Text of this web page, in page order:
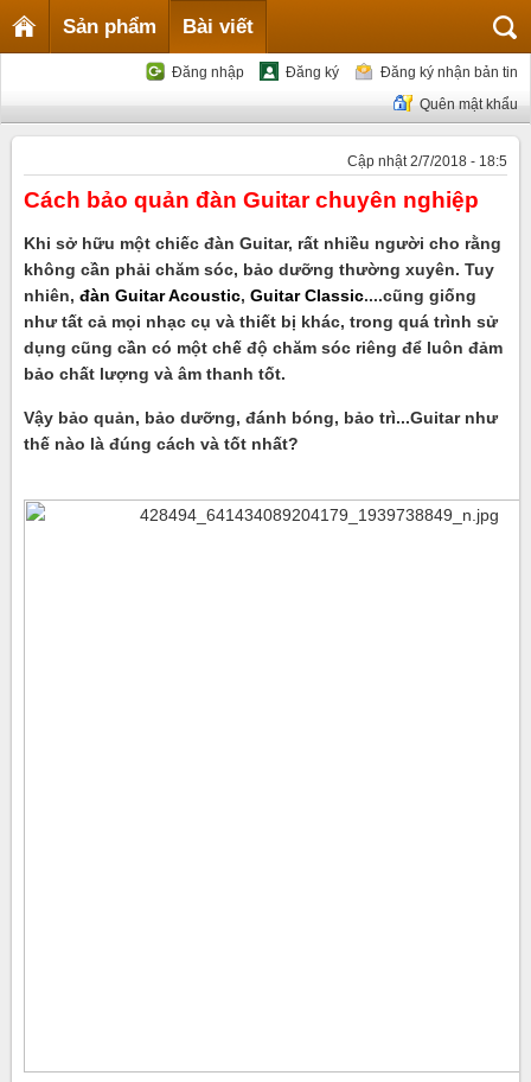
Sản phẩm Bài viết
Đăng nhập Đăng ký
Đăng ký nhận bản tin
Quên mật khẩu
Cập nhật 2/7/2018 - 18:5
Cách bảo quản đàn Guitar chuyên nghiệp
Khi sở hữu một chiếc đàn Guitar, rất nhiều người cho rằng
không cần phải chăm sóc, bảo dưỡng thường xuyên. Tuy
nhiên, đàn Guitar Acoustic, Guitar Classic....cũng giống
như tất cả mọi nhạc cụ và thiết bị khác, trong quá trình sử
dụng cũng cần có một chế độ chăm sóc riêng để luôn đảm
bảo chất lượng và âm thanh tốt.
Vậy bảo quản, bảo dưỡng, đánh bóng, bảo trì...Guitar như
thế nào là đúng cách và tốt nhất?